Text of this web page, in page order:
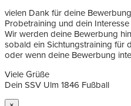
vielen Dank für deine
Probetraining und dein
Wir werden deine Bewerbung
sobald ein Sichtungstraining für
oder wenn deine Bewerbung
Viele Grüße
Dein SSV Ulm 1846 Fußball